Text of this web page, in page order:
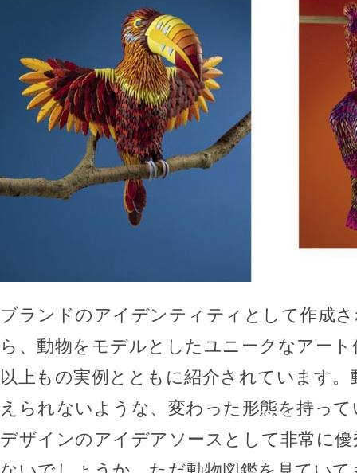
ブランドのアイデンティティとして作成
ら、動物をモデルとしたユニークなアート
以上もの実例とともに紹介されています。
えられないような、変わった形態を持っ
デザインのアイデアソースとして非常に